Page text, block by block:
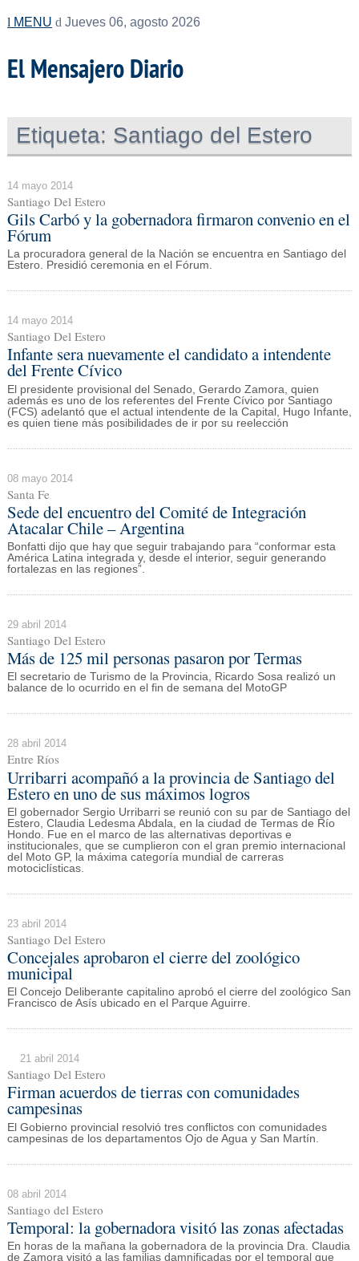
MENU Jueves 06, agosto 2026
El Mensajero Diario
Etiqueta: Santiago del Estero
14 mayo 2014
Santiago Del Estero
Gils Carbó y la gobernadora firmaron convenio en el
Fórum
La procuradora general de la Nación se encuentra en Santiago del
Estero. Presidió ceremonia en el Fórum.
14 mayo 2014
Santiago Del Estero
Infante sera nuevamente el candidato a intendente
del Frente Cívico
El presidente provisional del Senado, Gerardo Zamora, quien
además es uno de los referentes del Frente Cívico por Santiago
(FCS) adelantó que el actual intendente de la Capital, Hugo Infante,
es quien tiene más posibilidades de ir por su reelección
08 mayo 2014
Santa Fe
Sede del encuentro del Comité de Integración
Atacalar Chile – Argentina
Bonfatti dijo que hay que seguir trabajando para “conformar esta
América Latina integrada y, desde el interior, seguir generando
fortalezas en las regiones”.
29 abril 2014
Santiago Del Estero
Más de 125 mil personas pasaron por Termas
El secretario de Turismo de la Provincia, Ricardo Sosa realizó un
balance de lo ocurrido en el fin de semana del MotoGP
28 abril 2014
Entre Ríos
Urribarri acompañó a la provincia de Santiago del
Estero en uno de sus máximos logros
El gobernador Sergio Urribarri se reunió con su par de Santiago del
Estero, Claudia Ledesma Abdala, en la ciudad de Termas de Río
Hondo. Fue en el marco de las alternativas deportivas e
institucionales, que se cumplieron con el gran premio internacional
del Moto GP, la máxima categoría mundial de carreras
motociclísticas.
23 abril 2014
Santiago Del Estero
Concejales aprobaron el cierre del zoológico
municipal
El Concejo Deliberante capitalino aprobó el cierre del zoológico San
Francisco de Asís ubicado en el Parque Aguirre.
21 abril 2014
Santiago Del Estero
Firman acuerdos de tierras con comunidades
campesinas
El Gobierno provincial resolvió tres conflictos con comunidades
campesinas de los departamentos Ojo de Agua y San Martín.
08 abril 2014
Santiago del Estero
Temporal: la gobernadora visitó las zonas afectadas
En horas de la mañana la gobernadora de la provincia Dra. Claudia
de Zamora visitó a las familias damnificadas por el temporal que